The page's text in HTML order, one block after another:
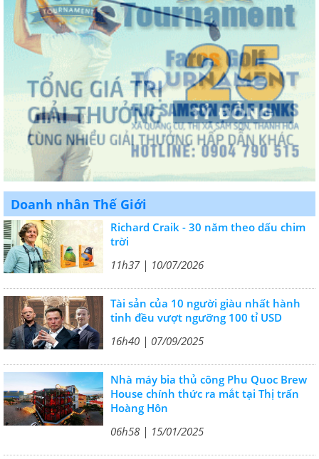
Doanh nhân Thế Giới
Richard Craik - 30 năm theo dấu chim
trời
11h37 | 10/07/2026
Tài sản của 10 người giàu nhất hành
tinh đều vượt ngưỡng 100 tỉ USD
16h40 | 07/09/2025
Nhà máy bia thủ công Phu Quoc Brew
House chính thức ra mắt tại Thị trấn
Hoàng Hôn
06h58 | 15/01/2025